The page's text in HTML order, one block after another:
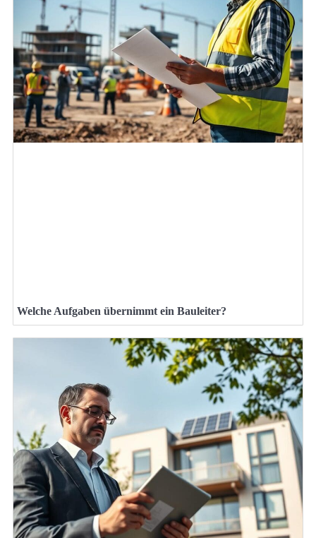
Welche Aufgaben übernimmt ein Bauleiter?